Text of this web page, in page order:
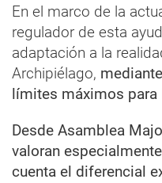
En el marco de la
regulador de esta
adaptación a la
Archipiélago,
límites máximos para
Desde Asamblea
valoran
cuenta el diferencial